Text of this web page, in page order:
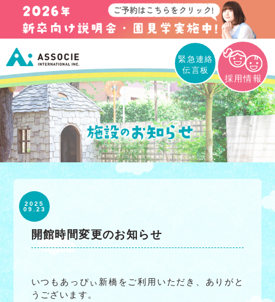
採用情報
緊急連絡
伝言板
2025
09.23
開館時間変更のお知らせ
いつもあっぴぃ新橋をご利用いただき、ありがと
うございます。